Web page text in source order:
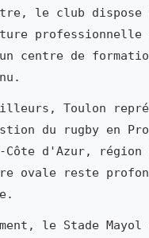
le club dispose
professionnelle
centre de
Toulon
du rugby en
Côte d'Azur, région
ovale reste
le Stade